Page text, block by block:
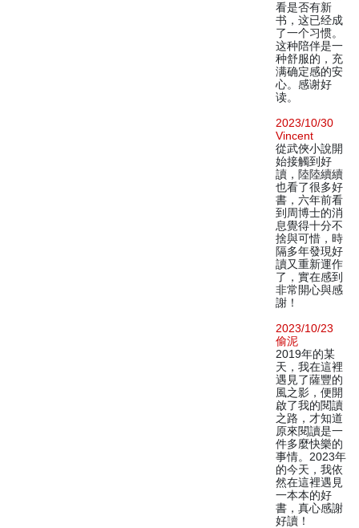
看是否有新
书，这已经成
了一个习惯。
这种陪伴是一
种舒服的，充
满确定感的安
心。感谢好
读。
2023/10/30
Vincent
從武俠小說開
始接觸到好
讀，陸陸續續
也看了很多好
書，六年前看
到周博士的消
息覺得十分不
捨與可惜，時
隔多年發現好
讀又重新運作
了，實在感到
非常開心與感
謝！
2023/10/23
偷泥
2019年的某
天，我在這裡
遇見了薩豐的
風之影，便開
啟了我的閱讀
之路，才知道
原來閱讀是一
件多麼快樂的
事情。2023年
的今天，我依
然在這裡遇見
一本本的好
書，真心感謝
好讀！